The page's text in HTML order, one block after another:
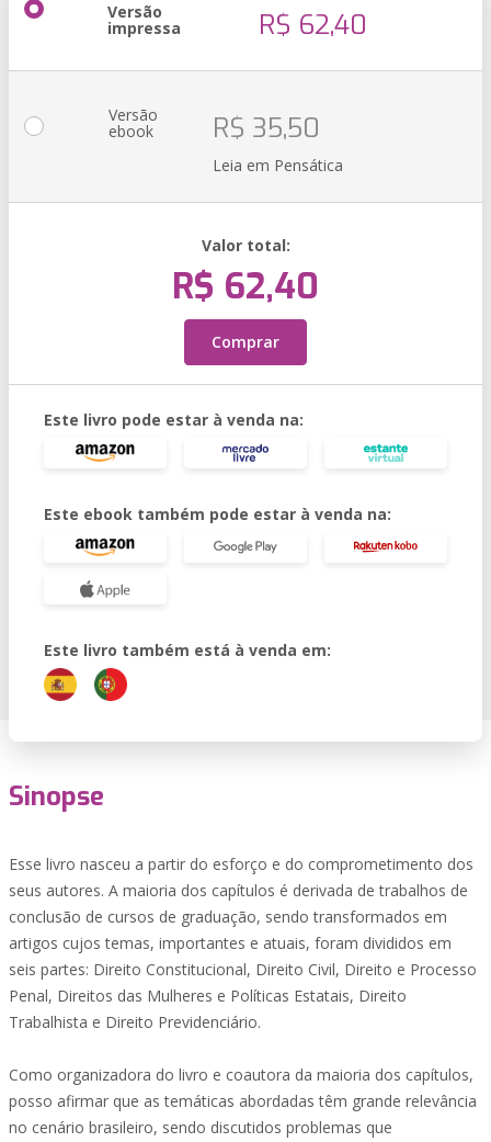
Versão
impressa R$ 62,40
Versão
ebook R$ 35,50
Leia em Pensática
Valor total:
R$ 62,40
Comprar
Este livro pode estar à venda na:
Este ebook também pode estar à venda na:
Este livro também está à venda em:
Sinopse
Esse livro nasceu a partir do esforço e do comprometimento dos
seus autores. A maioria dos capítulos é derivada de trabalhos de
conclusão de cursos de graduação, sendo transformados em
artigos cujos temas, importantes e atuais, foram divididos em
seis partes: Direito Constitucional, Direito Civil, Direito e Processo
Penal, Direitos das Mulheres e Políticas Estatais, Direito
Trabalhista e Direito Previdenciário.
Como organizadora do livro e coautora da maioria dos capítulos,
posso afirmar que as temáticas abordadas têm grande relevância
no cenário brasileiro, sendo discutidos problemas que